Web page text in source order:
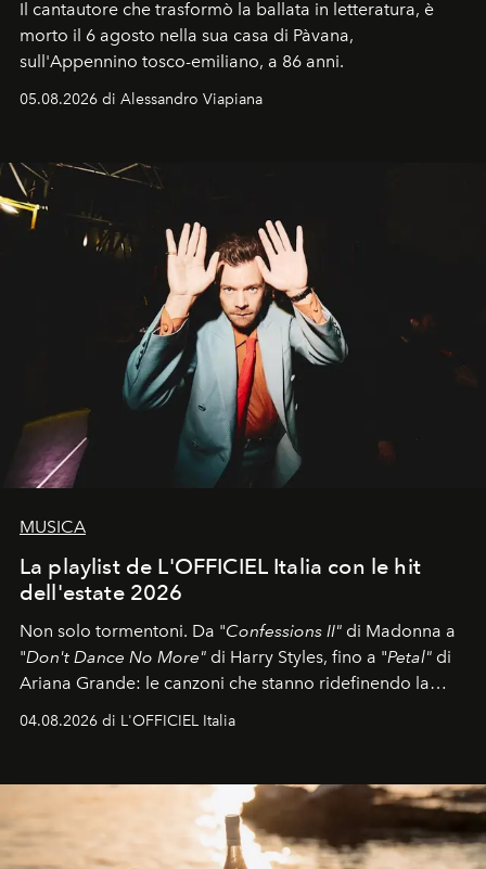
Il cantautore che trasformò la ballata in letteratura, è
morto il 6 agosto nella sua casa di Pàvana,
sull'Appennino tosco-emiliano, a 86 anni.
05.08.2026 di Alessandro Viapiana
MUSICA
La playlist de L'OFFICIEL Italia con le hit
dell'estate 2026
Non solo tormentoni. Da "Confessions II" di Madonna a
"Don't Dance No More" di Harry Styles, fino a "Petal" di
Ariana Grande: le canzoni che stanno ridefinendo la
colonna sonora della stagione.
04.08.2026 di L'OFFICIEL Italia